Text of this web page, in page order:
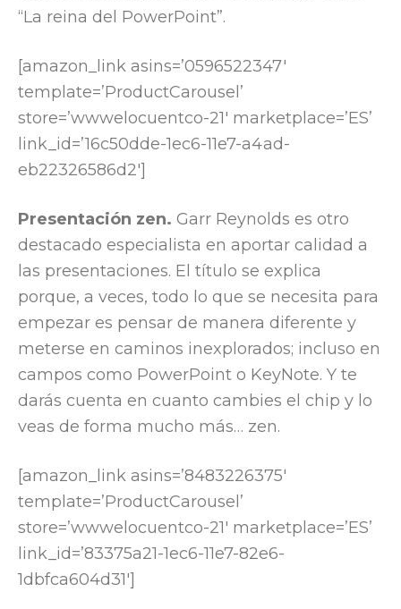
“La reina del PowerPoint”.
[amazon_link asins=’0596522347′
template=’ProductCarousel’
store=’wwwelocuentco-21′ marketplace=’ES’
link_id=’16c50dde-1ec6-11e7-a4ad-
eb22326586d2′]
Presentación zen. Garr Reynolds es otro
destacado especialista en aportar calidad a
las presentaciones. El título se explica
porque, a veces, todo lo que se necesita para
empezar es pensar de manera diferente y
meterse en caminos inexplorados; incluso en
campos como PowerPoint o KeyNote. Y te
darás cuenta en cuanto cambies el chip y lo
veas de forma mucho más… zen.
[amazon_link asins=’8483226375′
template=’ProductCarousel’
store=’wwwelocuentco-21′ marketplace=’ES’
link_id=’83375a21-1ec6-11e7-82e6-
1dbfca604d31′]